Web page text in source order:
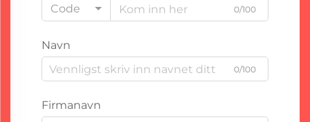
Code 0/100
Navn
0/100
Firmanavn